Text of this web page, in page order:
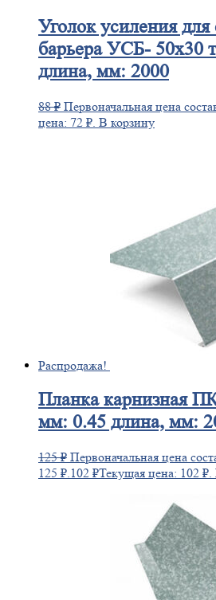
Уголокусиления для
барьера УСБ- 50х30
длина, мм: 2000
88₽ Первоначальная цена
цена: 72 ₽. В корзину
Распродажа!
Планкакарнизная
мм: 0.45 длина, мм:
125₽ Первоначальная цена
125 ₽.102 ₽Текущая цена: 102 ₽.